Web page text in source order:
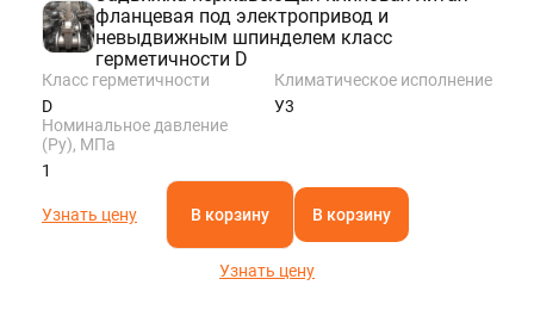
фланцевая под электропривод и
невыдвижным шпинделем класс
герметичности D
Класс герметичности
D
Климатическое исполнение
У3
Номинальное давление
(Ру), МПа
1
Узнать цену В корзину В корзину
Узнать цену